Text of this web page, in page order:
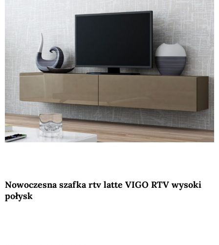
Nowoczesna szafka rtv latte VIGO RTV wysoki
połysk